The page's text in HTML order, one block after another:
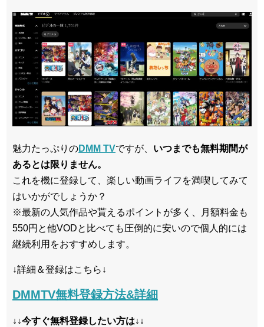
魅力たっぷりのDMM TVですが、 いつまでも無料期間が
あるとは限りません。
これを機に登録して、楽しい動画ライフを満喫してみて
はいかがでしょうか？
※最新の人気作品や貰えるポイントが多く、月額料金も
550円と他VODと比べても圧倒的に安いので個人的には
継続利用をおすすめします。
↓詳細＆登録はこちら↓
DMMTV無料登録方法&詳細
↓↓今すぐ無料登録したい方は↓↓